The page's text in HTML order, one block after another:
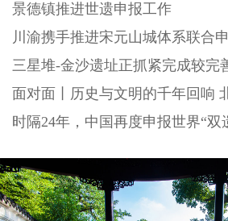
景德镇推进世遗申报工作
川渝携手推进宋元山城体系联合
三星堆-金沙遗址正抓紧完成较完
面对面丨历史与文明的千年回响
时隔24年，中国再度申报世界“双